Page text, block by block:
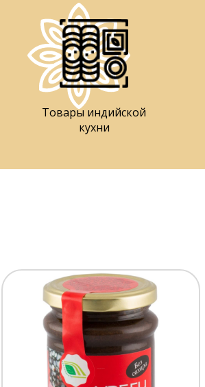
Товары индийской
кухни